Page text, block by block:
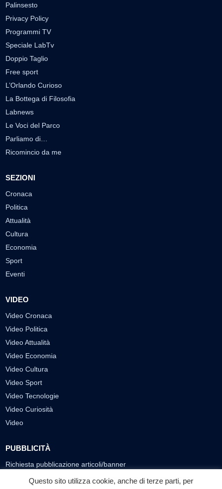
Palinsesto
Privacy Policy
Programmi TV
Speciale LabTv
Doppio Taglio
Free sport
L’Orlando Curioso
La Bottega di Filosofia
Labnews
Le Voci del Parco
Parliamo di…
Ricomincio da me
SEZIONI
Cronaca
Politica
Attualità
Cultura
Economia
Sport
Eventi
VIDEO
Video Cronaca
Video Politica
Video Attualità
Video Economia
Video Cultura
Video Sport
Video Tecnologie
Video Curiosità
Video
PUBBLICITÀ
Richiesta pubblicazione articoli/banner
SEGUICI SUI SOCIAL
Questo sito utilizza cookie, anche di terze parti, per